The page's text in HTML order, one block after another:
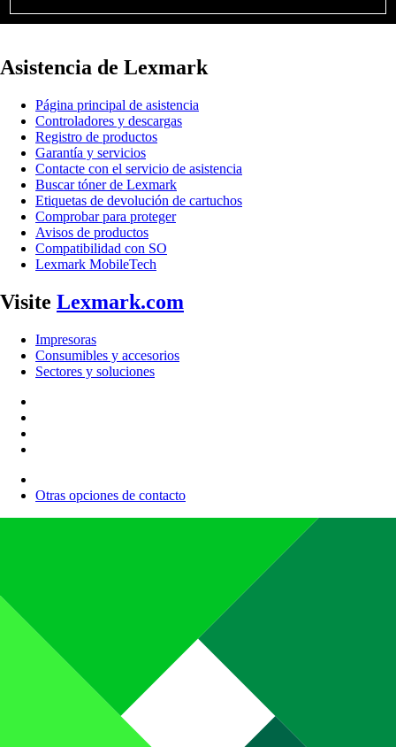
Asistencia de Lexmark
Página principal de asistencia
Controladores y descargas
Registro de productos
Garantía y servicios
Contacte con el servicio de asistencia
Buscar tóner de Lexmark
Etiquetas de devolución de cartuchos
Comprobar para proteger
Avisos de productos
Compatibilidad con SO
Lexmark MobileTech
Visite Lexmark.com
Impresoras
Consumibles y accesorios
Sectores y soluciones
Otras opciones de contacto